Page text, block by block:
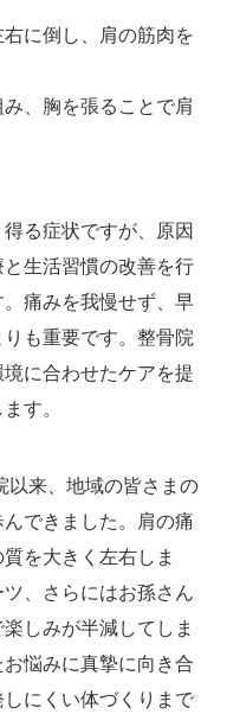
に倒し、肩の筋肉を
、胸を張ることで肩
る症状ですが、原因
生活習慣の改善を行
痛みを我慢せず、早
も重要です。整骨院
に合わせたケアを提
す。
以来、地域の皆さまの
できました。肩の痛
を大きく左右しま
、さらにはお孫さん
しみが半減してしま
悩みに真摯に向き合
にくい体づくりまで